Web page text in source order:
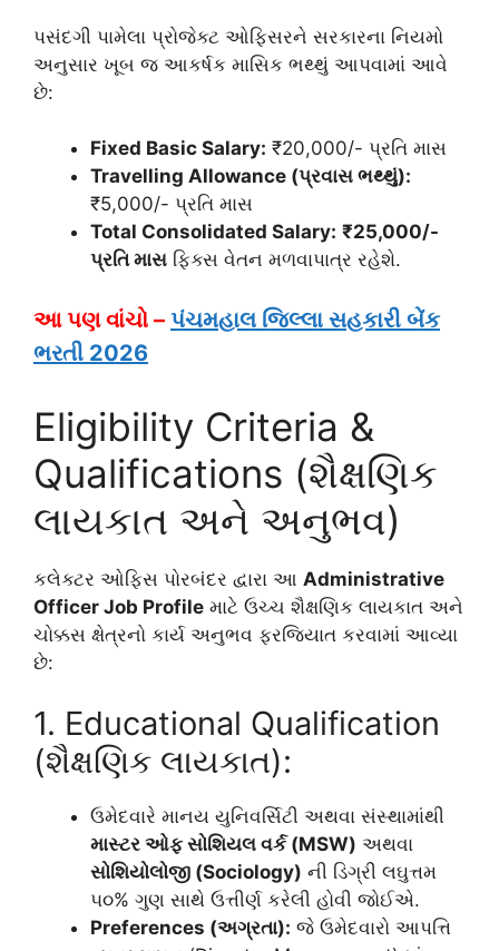
પસંદગી પામેલા પ્રોજેક્ટ ઓફિસરને સરકારના નિયમો
અનુસાર ખૂબ જ આકર્ષક માસિક ભથ્થું આપવામાં આવે
છે:
Fixed Basic Salary: ₹20,000/- પ્રતિ માસ
Travelling Allowance (પ્રવાસ ભથ્થું):
₹5,000/- પ્રતિ માસ
Total Consolidated Salary: ₹25,000/-
પ્રતિ માસ ફિક્સ વેતન મળવાપાત્ર રહેશે.
આ પણ વાંચો – પંચમહાલ જિલ્લા સહકારી બેંક
ભરતી 2026
Eligibility Criteria &
Qualifications (શૈક્ષણિક
લાયકાત અને અનુભવ)
કલેક્ટર ઓફિસ પોરબંદર દ્વારા આ Administrative
Officer Job Profile માટે ઉચ્ચ શૈક્ષણિક લાયકાત અને
ચોક્કસ ક્ષેત્રનો કાર્ય અનુભવ ફરજિયાત કરવામાં આવ્યા
છે:
1. Educational Qualification
(શૈક્ષણિક લાયકાત):
ઉમેદવારે માનય યુનિવર્સિટી અથવા સંસ્થામાંથી
માસ્ટર ઓફ સોશિયલ વર્ક (MSW) અથવા
સોશિયોલોજી (Sociology) ની ડિગ્રી લઘુત્તમ
૫૦% ગુણ સાથે ઉત્તીર્ણ કરેલી હોવી જોઈએ.
Preferences (અગ્રતા): જે ઉમેદવારો આપત્તિ